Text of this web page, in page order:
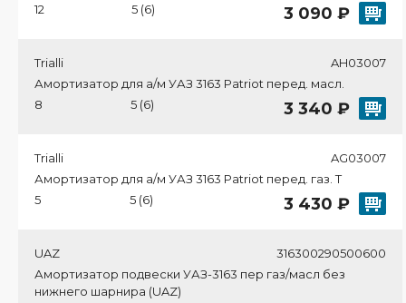
12
5 (6) 3 090 ₽
Trialli
AH03007
Амортизатор для а/м УАЗ 3163 Patriot перед. масл.
8
5 (6) 3 340 ₽
Trialli
AG03007
Амортизатор для а/м УАЗ 3163 Patriot перед. газ. T
5
5 (6) 3 430 ₽
UAZ
316300290500600
Амортизатор подвески УАЗ-3163 пер газ/масл без
нижнего шарнира (UAZ)